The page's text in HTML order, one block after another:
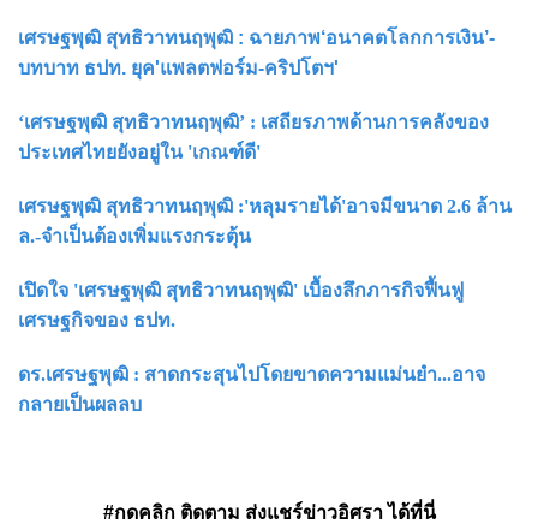
เศรษฐพุฒิ สุทธิวาทนฤพุฒิ : ฉายภาพ‘อนาคตโลกการเงิน’-
บทบาท ธปท. ยุค'แพลตฟอร์ม-คริปโตฯ'
‘เศรษฐพุฒิ สุทธิวาทนฤพุฒิ’ : เสถียรภาพด้านการคลังของ
ประเทศไทยยังอยู่ใน 'เกณฑ์ดี'
เศรษฐพุฒิ สุทธิวาทนฤพุฒิ :'หลุมรายได้'อาจมีขนาด 2.6 ล้าน
ล.-จำเป็นต้องเพิ่มแรงกระตุ้น
เปิดใจ 'เศรษฐพุฒิ สุทธิวาทนฤพุฒิ' เบื้องลึกภารกิจฟื้นฟู
เศรษฐกิจของ ธปท.
ดร.เศรษฐพุฒิ : สาดกระสุนไปโดยขาดความแม่นยำ...อาจ
กลายเป็นผลลบ
#กดคลิก ติดตาม ส่งแชร์ข่าวอิศรา ได้ที่นี่